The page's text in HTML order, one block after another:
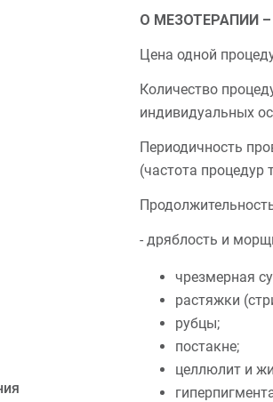
О МЕЗОТЕРАПИИ
Цена одной
Количество
индивидуальных
Периодичность
(частота процедур
- дряблость и
чрезмерная
растяжки
рубцы;
постакне;
целлюлит и